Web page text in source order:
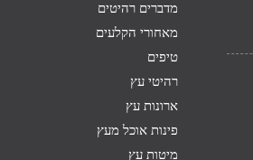
מדברים רהיטים
מאחורי הקלעים
טיפים
רהיטי עץ
ארונות עץ
פינות אוכל מעץ
מיטות עץ